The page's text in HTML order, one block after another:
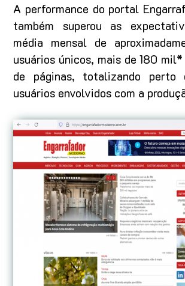
A performance do portal
também superou as
média mensal de
usuários únicos, mais de 180
de páginas, totalizando
usuários envolvidos com a